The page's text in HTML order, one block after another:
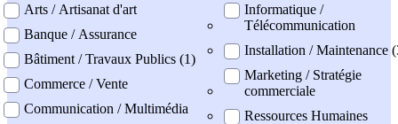
Arts / Artisanat d'art
Banque / Assurance
Bâtiment / Travaux Publics (1)
Commerce / Vente
Communication / Multimédia
Informatique /
Télécommunication
Installation / Maintenance
Marketing / Stratégie
commerciale
Ressources Humaines